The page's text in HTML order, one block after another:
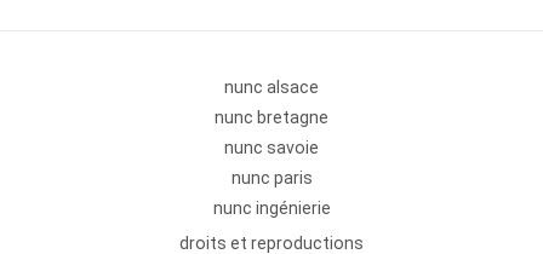
nunc alsace
nunc bretagne
nunc savoie
nunc paris
nunc ingénierie
droits et reproductions